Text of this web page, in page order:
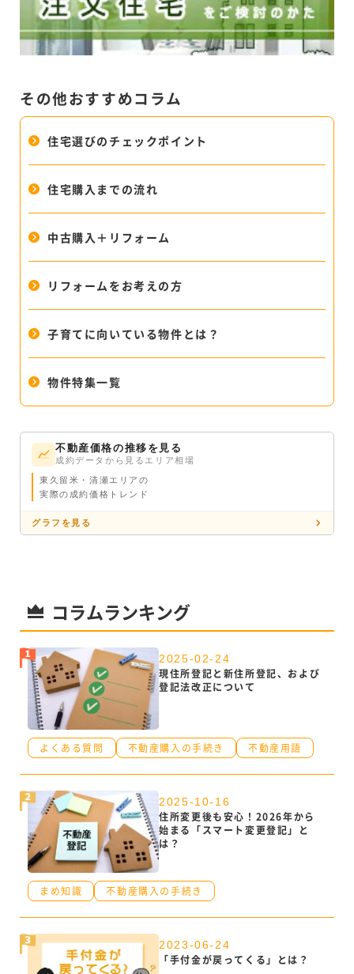
その他おすすめコラム
住宅選びのチェックポイント
住宅購入までの流れ
中古購入＋リフォーム
リフォームをお考えの方
子育てに向いている物件とは？
物件特集一覧
不動産価格の推移を見る
成約データから見るエリア相場
東久留米・清瀬エリアの
実際の成約価格トレンド
グラフを見る
コラムランキング
2025-02-24
現住所登記と新住所登記、および
登記法改正について
よくある質問 不動産購入の手続き 不動産用語
2025-10-16
住所変更後も安心！2026年から
始まる「スマート変更登記」と
は？
まめ知識 不動産購入の手続き
2023-06-24
「手付金が戻ってくる」とは？